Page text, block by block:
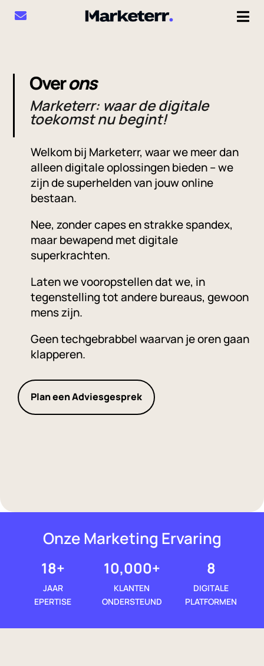
Overons
Marketerr: waar de digitale
toekomst nu begint!
Welkom bij Marketerr, waar we meer dan
alleen digitale oplossingen bieden – we
zijn de superhelden van jouw online
bestaan.
Nee, zonder capes en strakke spandex,
maar bewapend met digitale
superkrachten.
Laten we vooropstellen dat we, in
tegenstelling tot andere bureaus, gewoon
mens zijn.
Geen techgebrabbel waarvan je oren gaan
klapperen.
Plan een Adviesgesprek
Onze Marketing Ervaring
18+
JAAR
EPERTISE
10,000+
KLANTEN
ONDERSTEUND
8
DIGITALE
PLATFORMEN